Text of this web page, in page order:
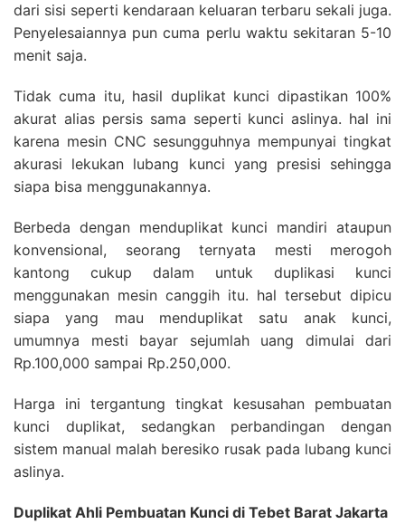
dari sisi seperti kendaraan keluaran terbaru sekali juga.
Penyelesaiannya pun cuma perlu waktu sekitaran 5-10
menit saja.
Tidak cuma itu, hasil duplikat kunci dipastikan 100%
akurat alias persis sama seperti kunci aslinya. hal ini
karena mesin CNC sesungguhnya mempunyai tingkat
akurasi lekukan lubang kunci yang presisi sehingga
siapa bisa menggunakannya.
Berbeda dengan menduplikat kunci mandiri ataupun
konvensional, seorang ternyata mesti merogoh
kantong cukup dalam untuk duplikasi kunci
menggunakan mesin canggih itu. hal tersebut dipicu
siapa yang mau menduplikat satu anak kunci,
umumnya mesti bayar sejumlah uang dimulai dari
Rp.100,000 sampai Rp.250,000.
Harga ini tergantung tingkat kesusahan pembuatan
kunci duplikat, sedangkan perbandingan dengan
sistem manual malah beresiko rusak pada lubang kunci
aslinya.
Duplikat Ahli Pembuatan Kunci di Tebet Barat Jakarta